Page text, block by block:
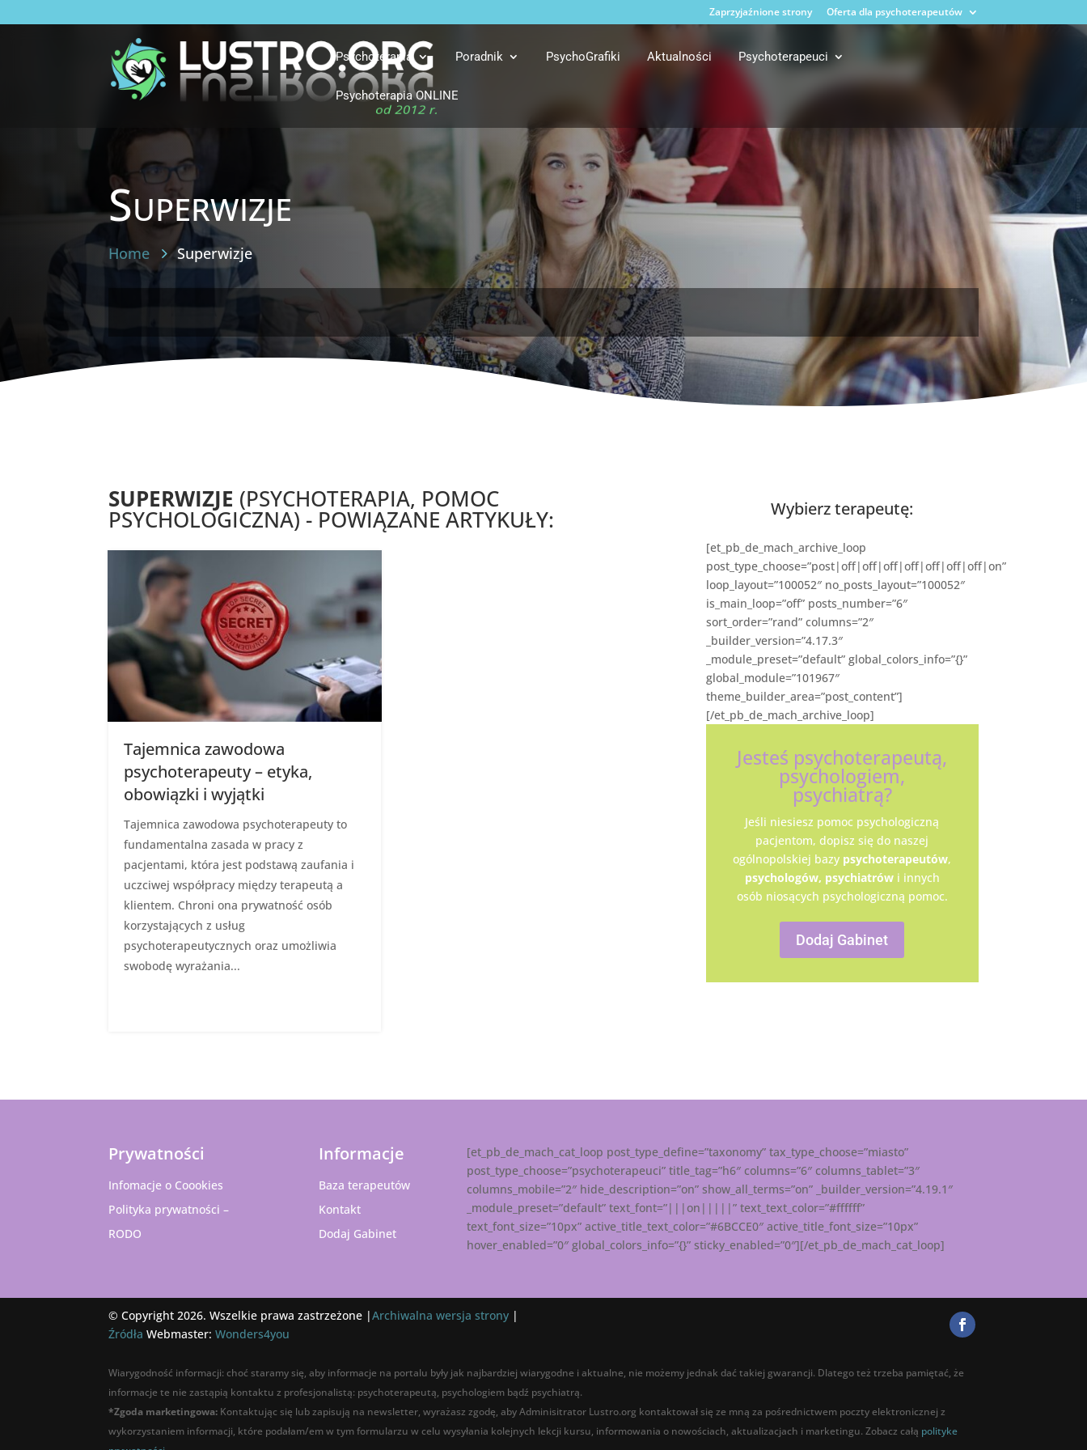
Zaprzyjaźnione strony Oferta dla psychoterapeutów
Psychoterapia Poradnik PsychoGrafiki Aktualności Psychoterapeuci
Psychoterapia ONLINE
Superwizje
Home Superwizje
SUPERWIZJE (PSYCHOTERAPIA, POMOC
PSYCHOLOGICZNA) - POWIĄZANE ARTYKUŁY:
Tajemnica zawodowa
psychoterapeuty – etyka,
obowiązki i wyjątki
Tajemnica zawodowa psychoterapeuty to
fundamentalna zasada w pracy z
pacjentami, która jest podstawą zaufania i
uczciwej współpracy między terapeutą a
klientem. Chroni ona prywatność osób
korzystających z usług
psychoterapeutycznych oraz umożliwia
swobodę wyrażania...
Wybierz terapeutę:
[et_pb_de_mach_archive_loop
post_type_choose=”post|off|off|off|off|off|off|off|on”
loop_layout=”100052″ no_posts_layout=”100052″
is_main_loop=”off” posts_number=”6″
sort_order=”rand” columns=”2″
_builder_version=”4.17.3″
_module_preset=”default” global_colors_info=”{}”
global_module=”101967″
theme_builder_area=”post_content”]
[/et_pb_de_mach_archive_loop]
Jesteś psychoterapeutą,
psychologiem,
psychiatrą?
Jeśli niesiesz pomoc psychologiczną
pacjentom, dopisz się do naszej
ogólnopolskiej bazy psychoterapeutów,
psychologów, psychiatrówi innych
osób niosących psychologiczną pomoc.
Dodaj Gabinet
Prywatności
Infomacje o Coookies
Polityka prywatności –
RODO
Informacje
Baza terapeutów
Kontakt
Dodaj Gabinet
[et_pb_de_mach_cat_loop post_type_define=”taxonomy” tax_type_choose=”miasto”
post_type_choose=”psychoterapeuci” title_tag=”h6″ columns=”6″ columns_tablet=”3″
columns_mobile=”2″ hide_description=”on” show_all_terms=”on” _builder_version=”4.19.1″
_module_preset=”default” text_font=”|||on|||||” text_text_color=”#ffffff”
text_font_size=”10px” active_title_text_color=”#6BCCE0″ active_title_font_size=”10px”
hover_enabled=”0″ global_colors_info=”{}” sticky_enabled=”0″][/et_pb_de_mach_cat_loop]
© Copyright 2026. Wszelkie prawa zastrzeżone |Archiwalna wersja strony |
Źródła Webmaster:Wonders4you
Wiarygodność informacji: choć staramy się, aby informacje na portalu były jak najbardziej wiarygodne i aktualne, nie możemy jednak dać takiej gwarancji. Dlatego też trzeba pamiętać, że
informacje te nie zastąpią kontaktu z profesjonalistą: psychoterapeutą, psychologiem bądź psychiatrą.
*Zgoda marketingowa: Kontaktując się lub zapisują na newsletter, wyrażasz zgodę, aby Adminisitrator Lustro.org kontaktował się ze mną za pośrednictwem poczty elektronicznej z
wykorzystaniem informacji, które podałam/em w tym formularzu w celu wysyłania kolejnych lekcji kursu, informowania o nowościach, aktualizacjach i marketingu. Zobacz całą polityke